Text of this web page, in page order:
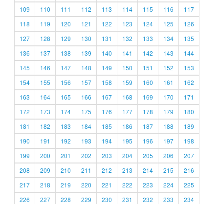
109
110 111 112 113 114 115 116
117
118
119 120 121 122 123 124 125
126
127
128 129 130 131 132 133 134
135
136
137 138 139 140 141 142 143
144
145
146 147 148 149 150 151 152
153
154
155 156 157 158 159 160 161
162
163
164 165 166 167 168 169 170
171
172
173 174 175 176 177 178 179
180
181
182 183 184 185 186 187 188
189
190
191 192 193 194 195 196 197
198
199
200 201 202 203 204 205 206
207
208
209 210 211 212 213 214 215
216
217
218 219 220 221 222 223 224
225
226
227 228 229 230 231 232 233
234